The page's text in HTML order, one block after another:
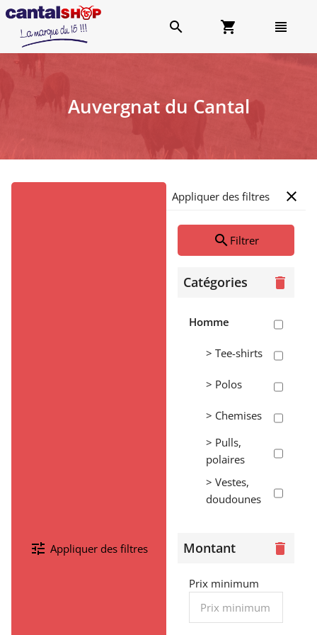
search shopping_cart view_headline
Auvergnat du Cantal
tune Appliquer des filtres
Appliquer des filtres close
search Filtrer
Catégories delete
Homme
> Tee-shirts
> Polos
> Chemises
> Pulls,
polaires
> Vestes,
doudounes
jogging
> Sweats
Femme
Montant delete
Prix minimum